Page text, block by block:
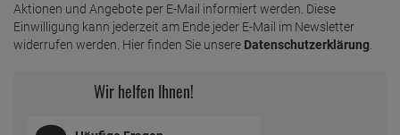
Aktionen und Angebote per E-Mail informiert werden. Diese
Einwilligung kann jederzeit am Ende jeder E-Mail im Newsletter
widerrufen werden. Hier finden Sie unsere Datenschutzerklärung
Wir helfen Ihnen!